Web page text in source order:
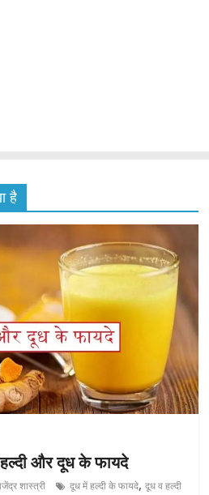
है
और दूध के फायदे
शास्त्री दूध में हल्दी के फायदे,दूध व हल्दी